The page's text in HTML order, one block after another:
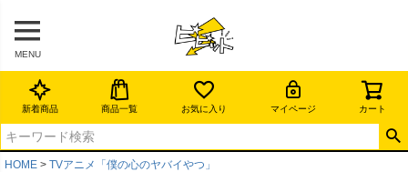
MENU
新着商品 商品一覧 お気に入り マイページ カート
HOME
TVアニメ「僕の心のヤバイやつ」